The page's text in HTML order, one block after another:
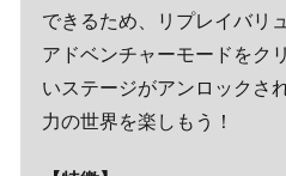
できるため、リプレイバリ
アドベンチャーモードをク
いステージがアンロックさ
力の世界を楽しもう！